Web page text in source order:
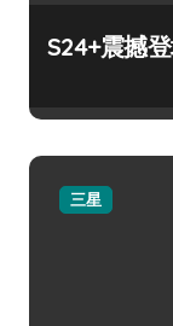
S24+震撼
三星